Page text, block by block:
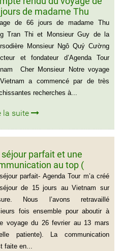
de madame Thu
Tran Thi et Monsieur
de la Boursodière
de 66 jours de madame Thu
Tran Thi et Monsieur Guy de la
Monsieur Ngô Quý Cường
et fondateur d’Agenda Tour
Cher Monsieur Notre voyage
a commencé par de très
recherches à...
la suite
séjour parfait et une
au top (
de la famille de Mr
CESCON)
parfait- Agenda Tour m’a créé
de 15 jours au Vietnam sur
Nous l’avons retravaillé
fois ensemble pour aboutir à
voyage du 26 fevrier au 13 mars
patiente). La communication
faite en...